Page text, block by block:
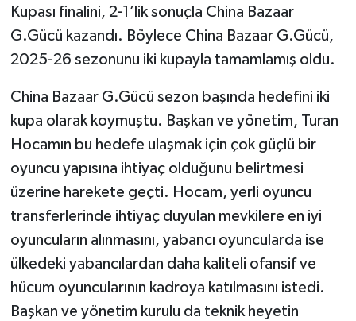
Kupası finalini, 2-1’lik sonuçla China Bazaar
G.Gücü kazandı. Böylece China Bazaar G.Gücü,
2025-26 sezonunu iki kupayla tamamlamış oldu.
China Bazaar G.Gücü sezon başında hedefini iki
kupa olarak koymuştu. Başkan ve yönetim, Turan
Hocamın bu hedefe ulaşmak için çok güçlü bir
oyuncu yapısına ihtiyaç olduğunu belirtmesi
üzerine harekete geçti. Hocam, yerli oyuncu
transferlerinde ihtiyaç duyulan mevkilere en iyi
oyuncuların alınmasını, yabancı oyuncularda ise
ülkedeki yabancılardan daha kaliteli ofansif ve
hücum oyuncularının kadroya katılmasını istedi.
Başkan ve yönetim kurulu da teknik heyetin